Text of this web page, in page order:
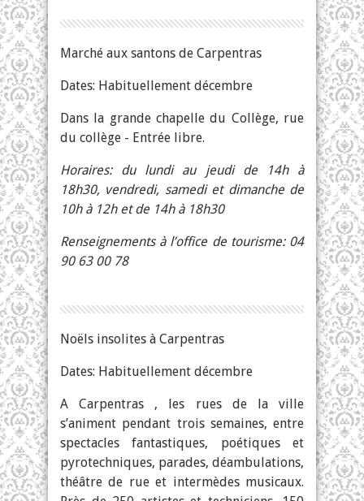
Marché aux santons de Carpentras
Dates: Habituellement décembre
Dans la grande chapelle du Collège, rue
du collège - Entrée libre.
Horaires: du lundi au jeudi de 14h à
18h30, vendredi, samedi et dimanche de
10h à 12h et de 14h à 18h30
Renseignements à l’office de tourisme: 04
90 63 00 78
Noëls insolites à Carpentras
Dates: Habituellement décembre
A Carpentras , les rues de la ville
s’animent pendant trois semaines, entre
spectacles fantastiques, poétiques et
pyrotechniques, parades, déambulations,
théâtre de rue et intermèdes musicaux.